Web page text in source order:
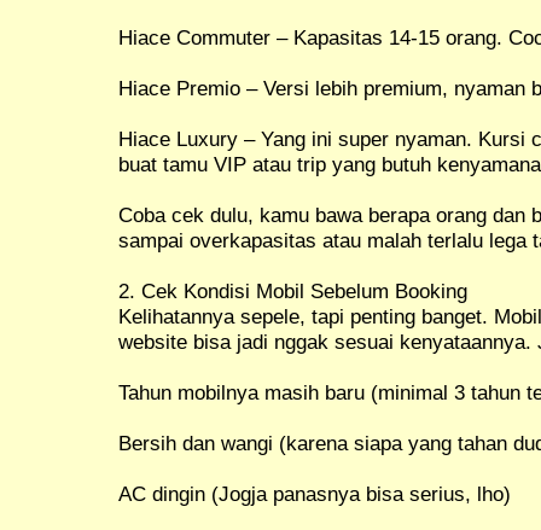
Hiace Commuter – Kapasitas 14-15 orang.
Hiace Premio – Versi lebih premium, nyaman
Hiace Luxury – Yang ini super nyaman. Kursi
buat tamu VIP atau trip yang butuh
Coba cek dulu, kamu bawa berapa orang dan
sampai overkapasitas atau malah terlalu lega
2. Cek Kondisi Mobil Sebelum Booking
Kelihatannya sepele, tapi penting banget.
website bisa jadi nggak sesuai kenyataannya.
Tahun mobilnya masih baru (minimal 3 tahun
Bersih dan wangi (karena siapa yang tahan
AC dingin (Jogja panasnya bisa serius, lho)